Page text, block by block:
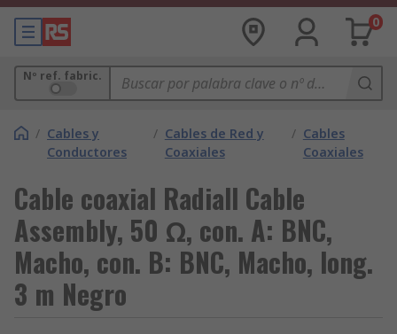
0
Nº ref. fabric.
/ Cables y
Conductores
/ Cables de Red y
Coaxiales
/ Cables
Coaxiales
Cable coaxial Radiall Cable
Assembly, 50 Ω, con. A: BNC,
Macho, con. B: BNC, Macho, long.
3 m Negro